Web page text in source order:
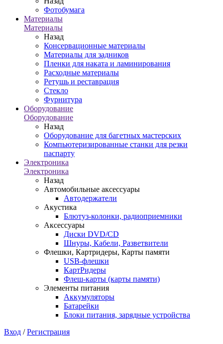
Фотобумага
Материалы
Материалы
Назад
Консервационные материалы
Материалы для задников
Пленки для наката и ламинирования
Расходные материалы
Ретушь и реставрация
Стекло
Фурнитура
Оборудование
Оборудование
Назад
Оборудование для багетных мастерских
Компьютеризированные станки для резки
паспарту
Электроника
Электроника
Назад
Автомобильные аксессуары
Автодержатели
Акустика
Блютуз-колонки, радиоприемники
Аксессуары
Диски DVD/CD
Шнуры, Кабели, Разветвители
Флешки, Картридеры, Карты памяти
USB-флешки
КартРидеры
Флеш-карты (карты памяти)
Элементы питания
Аккумуляторы
Батарейки
Блоки питания, зарядные устройства
Вход /Регистрация